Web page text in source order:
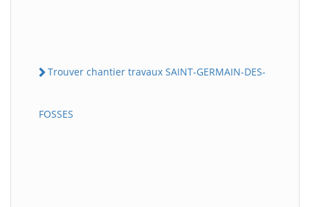
Trouver chantier travaux SAINT-GERMAIN-DES-
FOSSES